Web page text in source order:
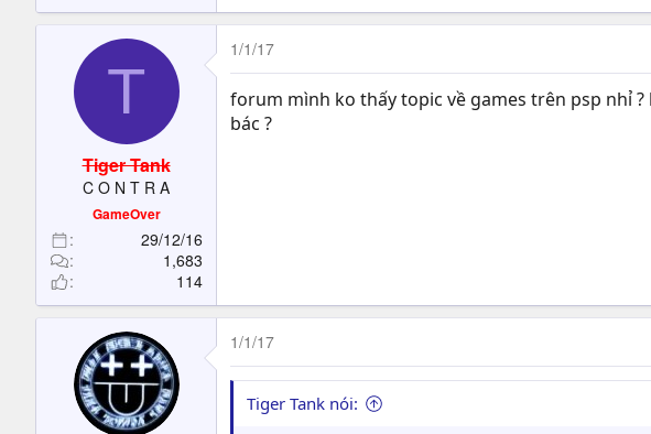
T
Tiger Tank
C O N T R A
GameOver
29/12/16
1,683
114
1/1/17
forum mình ko thấy topic về games trên psp nhỉ
bác ?
1/1/17
Tiger Tank nói: